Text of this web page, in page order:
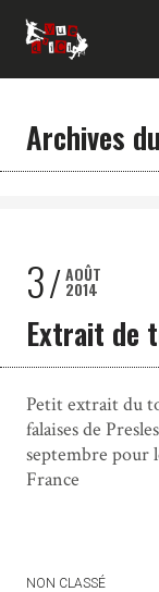
Archives
3 AOÛT
2014
Extrait de
Petit extrait du
falaises de
septembre pour
France
NON CLASSÉ